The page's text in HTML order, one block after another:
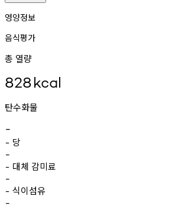
영양정보
음식평가
총 열량
828kcal
탄수화물
-
- 당
-
- 대체 감미료
-
- 식이섬유
-